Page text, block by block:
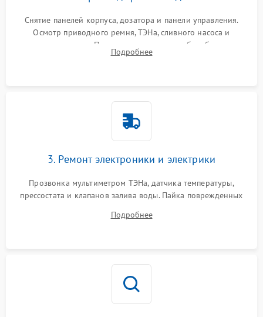
Снятие панелей корпуса, дозатора и панели управления.
Осмотр приводного ремня, ТЭНа, сливного насоса и
амортизаторов. Проверка подшипников барабана и
крестовины на износ, а манжеты люка на разрывы.
Подробнее
3. Ремонт электроники и электрики
Прозвонка мультиметром ТЭНа, датчика температуры,
прессостата и клапанов залива воды. Пайка поврежденных
Восстановление целостности проводки и контактов.
Подробнее